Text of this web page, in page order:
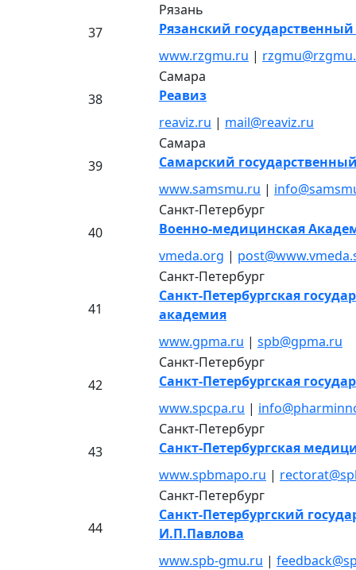
37
Рязань
Рязанский
www.rzgmu.ru |
38
Самара
Реавиз
reaviz.ru | mail@reaviz.ru
39
Самара
Самарский
www.samsmu.ru |
40
Санкт-Петербург
Военно-медицинская
vmeda.org |
41
Санкт-Петербург
Санкт-Петербургская
академия
www.gpma.ru | spb@gpma.ru
42
Санкт-Петербург
Санкт-Петербургская
www.spcpa.ru |
43
Санкт-Петербург
Санкт-Петербургская
www.spbmapo.ru |
44
Санкт-Петербург
Санкт-Петербургский
И.П.Павлова
www.spb-gmu.ru |